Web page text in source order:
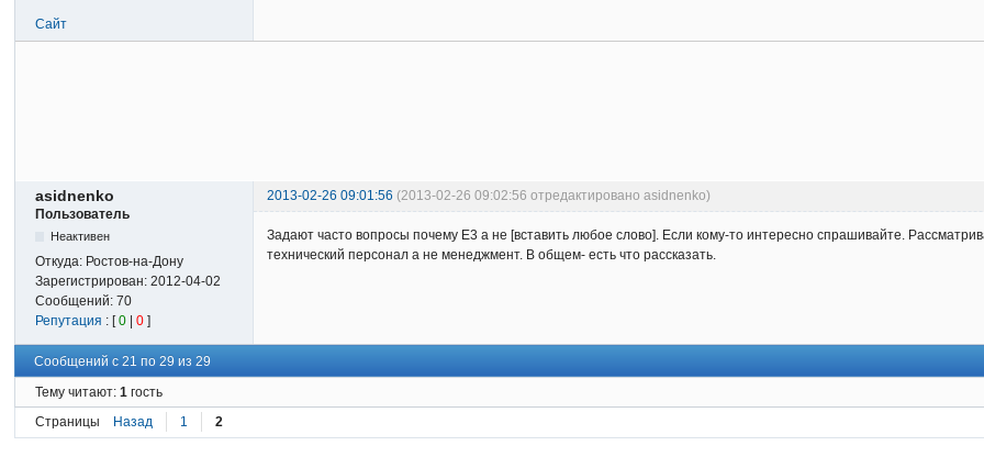
Сайт
asidnenko 2013-02-26 09:01:56 (2013-02-26 09:02:56 отредактировано asidnenko)
Пользователь
Неактивен
Откуда: Ростов-на-Дону
Зарегистрирован:2012-04-02
Сообщений:70
Репутация : [0 |0 ]
Задают часто вопросы почему E3 а не [вставить любое слово]. Если кому-то интересно спрашивайте.
технический персонал а не менеджмент. В общем- есть что рассказать.
Сообщений с 21 по 29 из 29
Тему читают:1 гость
Страницы
Назад 1 2